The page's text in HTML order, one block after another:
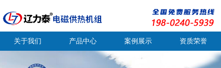
关于我们 产品中心 案例展示 资质荣誉